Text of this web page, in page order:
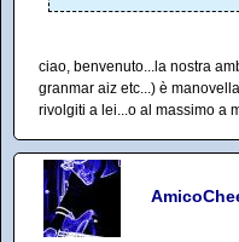
ciao, benvenuto...la nostra
granmar aiz etc...) è
rivolgiti a lei...o al massimo a